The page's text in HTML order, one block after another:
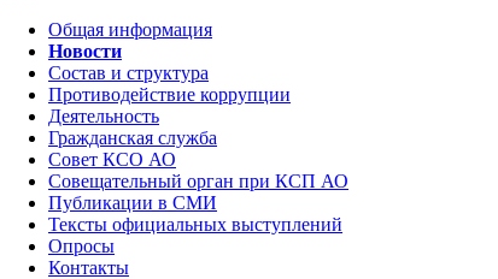
Общая информация
Новости
Состав и структура
Противодействие коррупции
Деятельность
Гражданская служба
Совет КСО АО
Совещательный орган при КСП АО
Публикации в СМИ
Тексты официальных выступлений
Опросы
Контакты